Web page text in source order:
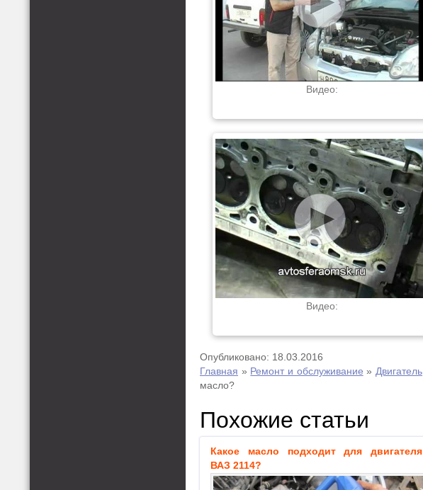
Видео:
Видео:
Опубликовано: 18.03.2016
Главная » Ремонт и обслуживание » Двигатель
масло?
Похожие статьи
Какое масло подходит для двигателя
ВАЗ 2114?